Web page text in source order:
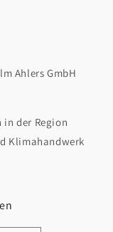
Ahlers GmbH
in der Region
Klimahandwerk